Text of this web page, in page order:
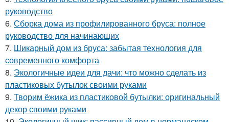
руководство
6. Сборка дома из профилированного бруса: полное
руководство для начинающих
7. Шикарный дом из бруса: забытая технология для
современного комфорта
8. Экологичные идеи для дачи: что можно сделать из
пластиковых бутылок своими руками
9. Творим ёжика из пластиковой бутылки: оригинальный
декор своими руками